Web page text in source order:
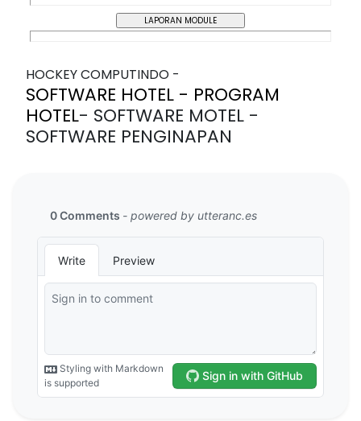
HOCKEY COMPUTINDO -
SOFTWARE HOTEL - PROGRAM
HOTEL- SOFTWARE MOTEL -
SOFTWARE PENGINAPAN